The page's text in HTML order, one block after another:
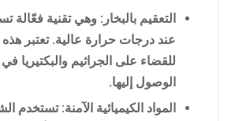
التعقيم بالبخار: وهي تقنية فعّالة
عند درجات حرارة عالية. تعتبر هذه
للقضاء على الجراثيم والبكتيريا
الوصول إليها.
المواد الكيميائية الآمنة: تستخدم